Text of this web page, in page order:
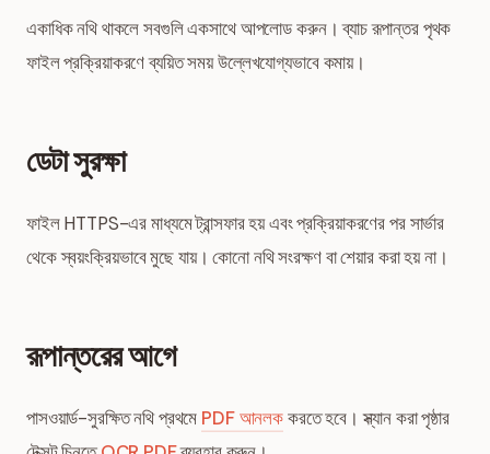
একাধিক নথি থাকলে সবগুলি একসাথে আপলোড করুন। ব্যাচ রূপান্তর পৃথক
ফাইল প্রক্রিয়াকরণে ব্যয়িত সময় উল্লেখযোগ্যভাবে কমায়।
ডেটা সুরক্ষা
ফাইল HTTPS-এর মাধ্যমে ট্রান্সফার হয় এবং প্রক্রিয়াকরণের পর সার্ভার
থেকে স্বয়ংক্রিয়ভাবে মুছে যায়। কোনো নথি সংরক্ষণ বা শেয়ার করা হয় না।
রূপান্তরের আগে
পাসওয়ার্ড-সুরক্ষিত নথি প্রথমে PDF আনলককরতে হবে। স্ক্যান করা পৃষ্ঠার